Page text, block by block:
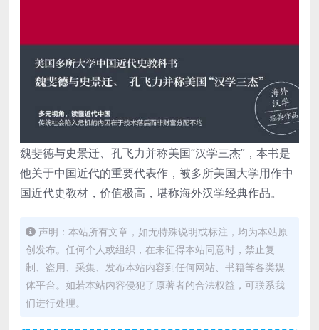
魏斐德与史景迁、孔飞力并称美国“汉学三杰”，本书是
他关于中国近代的重要代表作，被多所美国大学用作中
国近代史教材，价值极高，堪称海外汉学经典作品。
声明：本站所有文章，如无特殊说明或标注，均为本站原
创发布。任何个人或组织，在未征得本站同意时，禁止复
制、盗用、采集、发布本站内容到任何网站、书籍等各类媒
体平台。如若本站内容侵犯了原著者的合法权益，可联系我
们进行处理。